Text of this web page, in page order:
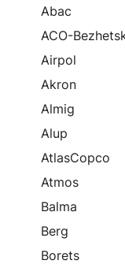
Abac
ACO-
Airpol
Akron
Almig
Alup
AtlasCopco
Atmos
Balma
Berg
Borets